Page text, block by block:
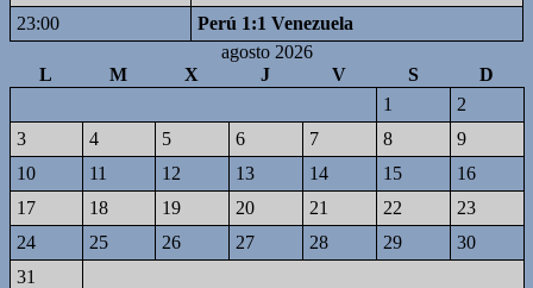
23:00
Perú 1:1 Venezuela
agosto 2026
L
M X J V S
D
1
2
3
4 5 6 7 8
9
10
11 12 13 14 15
16
17
18 19 20 21 22
23
24
25 26 27 28 29
30
31